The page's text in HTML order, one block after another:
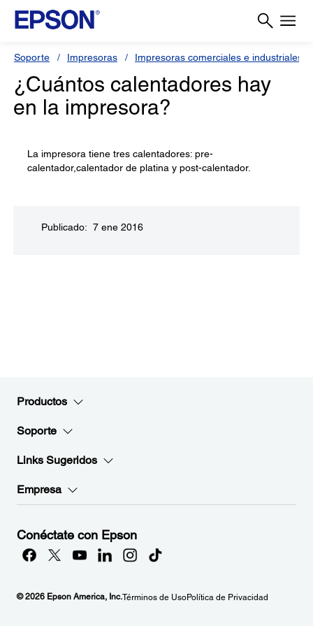
Soporte Impresoras Impresoras comerciales e industriales
¿Cuántos calentadores hay
en la impresora?
La impresora tiene tres calentadores: pre-
calentador,calentador de platina y post-calentador.
Publicado: 7 ene 2016
Productos
Soporte
Links Sugeridos
Empresa
Conéctate con Epson
© 2026 Epson America, Inc.Términos de UsoPolítica de Privacidad